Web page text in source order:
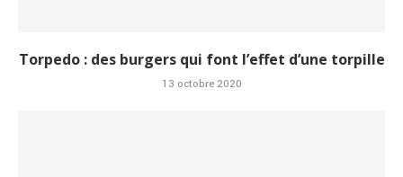
Torpedo : des burgers qui font l’effet d’une torpille
13 octobre 2020